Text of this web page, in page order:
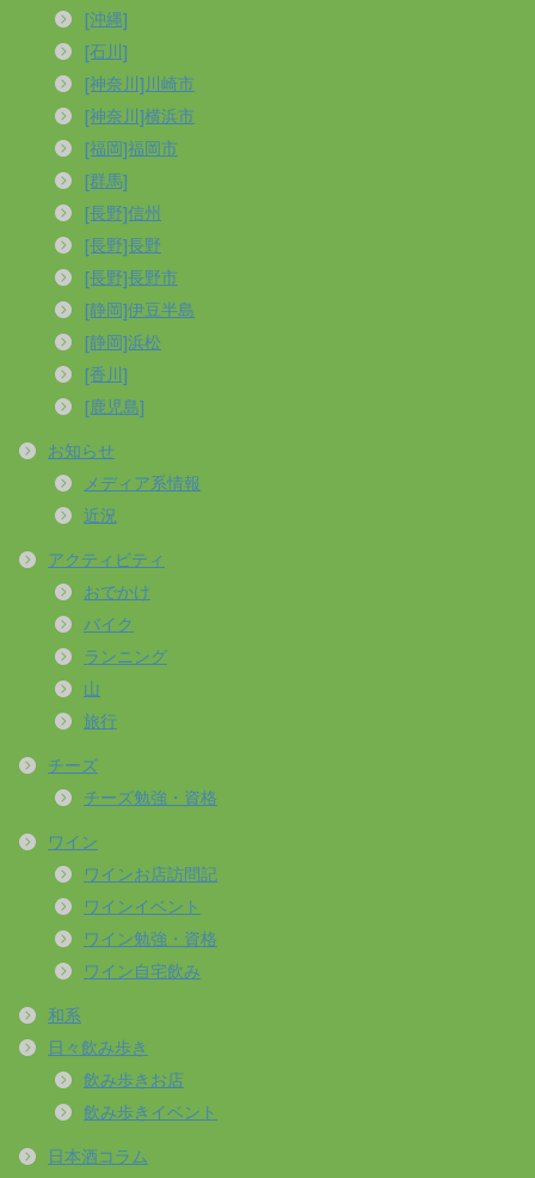
[沖縄]
[石川]
[神奈川]川崎市
[神奈川]横浜市
[福岡]福岡市
[群馬]
[長野]信州
[長野]長野
[長野]長野市
[静岡]伊豆半島
[静岡]浜松
[香川]
[鹿児島]
お知らせ
メディア系情報
近況
アクティビティ
おでかけ
バイク
ランニング
山
旅行
チーズ
チーズ勉強・資格
ワイン
ワインお店訪問記
ワインイベント
ワイン勉強・資格
ワイン自宅飲み
和系
日々飲み歩き
飲み歩きお店
飲み歩きイベント
日本酒コラム